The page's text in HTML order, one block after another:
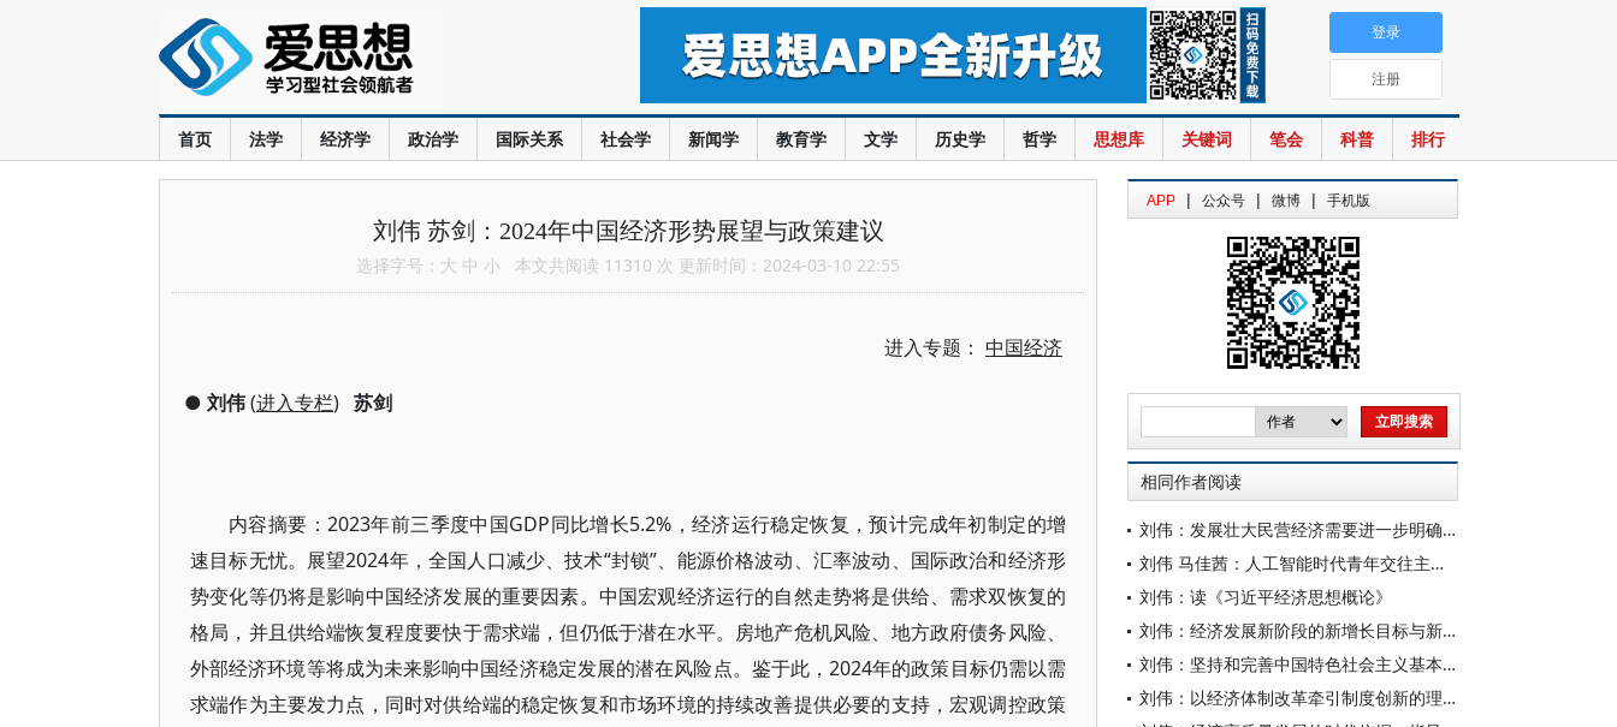
首页 法学 经济学 政治学 国际关系 社会学 新闻学 教育学 文学 历史学 哲学 思想库 关键词 笔会 科普 排行
登录
注册
刘伟 苏剑：2024年中国经济形势展望与政策建议
选择字号： 大 中 小 本文共阅读 11310 次 更新时间：2024-03-10 22:55
进入专题： 中国经济
● 刘伟(进入专栏) 苏剑
内容摘要：2023年前三季度中国GDP同比增长5.2%，经济运行稳定恢复，预计完成年初制定的增
速目标无忧。展望2024年，全国人口减少、技术“封锁”、能源价格波动、汇率波动、国际政治和经济形
势变化等仍将是影响中国经济发展的重要因素。中国宏观经济运行的自然走势将是供给、需求双恢复的
格局，并且供给端恢复程度要快于需求端，但仍低于潜在水平。房地产危机风险、地方政府债务风险、
外部经济环境等将成为未来影响中国经济稳定发展的潜在风险点。鉴于此，2024年的政策目标仍需以需
求端作为主要发力点，同时对供给端的稳定恢复和市场环境的持续改善提供必要的支持，宏观调控政策
APP | 公众号 | 微博 | 手机版
相同作者阅读
刘伟：发展壮大民营经济需要进一步明确的若干重要理论问题
刘伟 马佳茜：人工智能时代青年交往主体性的辩证审视及培育进路
刘伟：读《习近平经济思想概论》
刘伟：经济发展新阶段的新增长目标与新发展格局
刘伟：坚持和完善中国特色社会主义基本经济制度 推动现代化经济发展
刘伟：以经济体制改革牵引制度创新的理论依据和实践逻辑